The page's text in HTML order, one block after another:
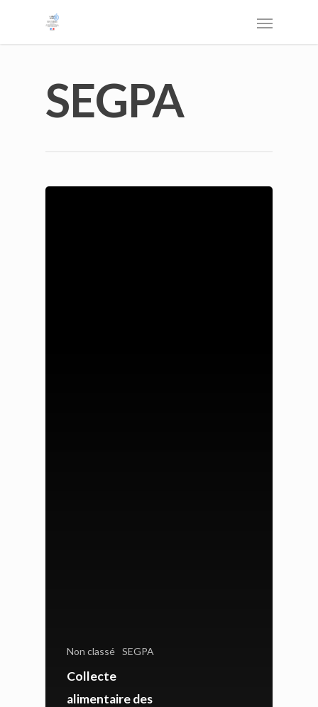
SEGPA
Non classé SEGPA
Collecte
alimentaire des